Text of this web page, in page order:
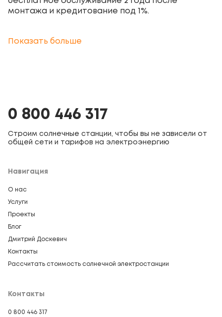
монтажа и кредитование под 1%.
УСЛУГИ «ГЕНЕРАЦИИ»
солнечных электростанций
производств, где отсутствие электроэнергии
означает прямые финансовые потери, строим
Кредитование под 1%.
Солнечная электростанция для
бизнеса
Коммерческие СЭС для производств, складов,
агробизнеса, HoReCa, ритейла и ИТ-компаний.
Снижаем расходы на электроэнергию,
защищаем от отключений, обеспечиваем ROI за
Солнечная электростанция для
частного дома
Показать больше
0 800 446 317
Строим солнечные станции, чтобы вы не зависели от
общей сети и тарифов на электроэнергию
Навигация
О нас
Услуги
Проекты
Блог
Дмитрий Доскевич
Контакты
Рассчитать стоимость солнечной электростанции
Контакты
0 800 446 317